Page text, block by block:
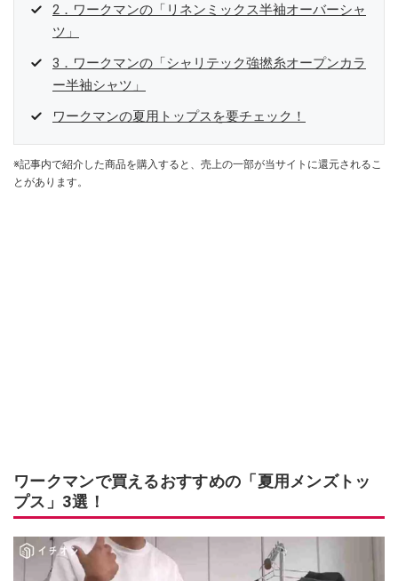
2．ワークマンの「リネンミックス半袖オーバーシャ
ツ」
3．ワークマンの「シャリテック強撚糸オープンカラ
ー半袖シャツ」
ワークマンの夏用トップスを要チェック！
※記事内で紹介した商品を購入すると、売上の一部が当サイトに還元されるこ
とがあります。
ワークマンで買えるおすすめの「夏用メンズトッ
プス」3選！